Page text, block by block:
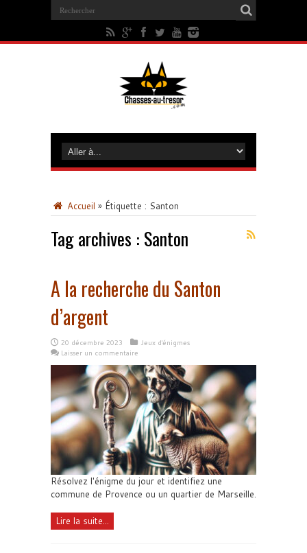
Accueil » Étiquette : Santon
Tag archives : Santon
A la recherche du Santon
d’argent
20 décembre 2023
Jeux d'énigmes
Laisser un commentaire
Résolvez l'énigme du jour et identifiez une
commune de Provence ou un quartier de Marseille.
Lire la suite...